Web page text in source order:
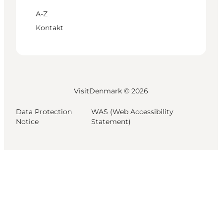
A-Z
Kontakt
VisitDenmark © 2026
Data Protection
Notice
WAS (Web Accessibility
Statement)